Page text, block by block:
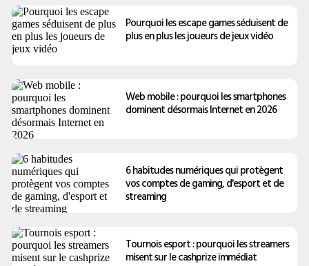
Pourquoi les escape games séduisent de
plus en plus les joueurs de jeux vidéo
Web mobile : pourquoi les smartphones
dominent désormais Internet en 2026
6 habitudes numériques qui protègent
vos comptes de gaming, d'esport et de
streaming
Tournois esport : pourquoi les streamers
misent sur le cashprize immédiat